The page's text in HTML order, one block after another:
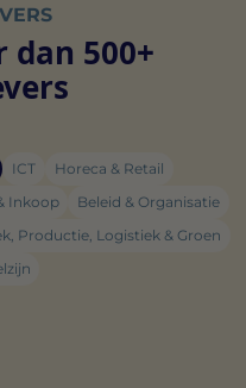
dan 500+
ICT
Horeca & Retail
Inkoop
Beleid & Organisatie
Productie, Logistiek & Groen